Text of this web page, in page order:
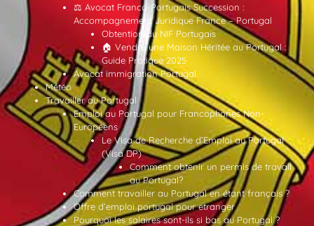
⚖️ Avocat Franco-Portugais Succession :
Accompagnement Juridique France – Portugal
Obtention du NIF Portugais
🏠 Vendre une Maison Héritée au Portugal :
Guide Pratique 2025
Avocat immigration Portugal
Météo
Travailler au Portugal
Emploi au Portugal pour Francophones Non-
Européens
Le Visa de Recherche d’Emploi au Portugal
(Visa DP)
Comment obtenir un permis de travail
au Portugal?
Comment travailler au Portugal en étant français ?
Offre d’emploi portugal pour etranger
Pourquoi les salaires sont-ils si bas au Portugal ?